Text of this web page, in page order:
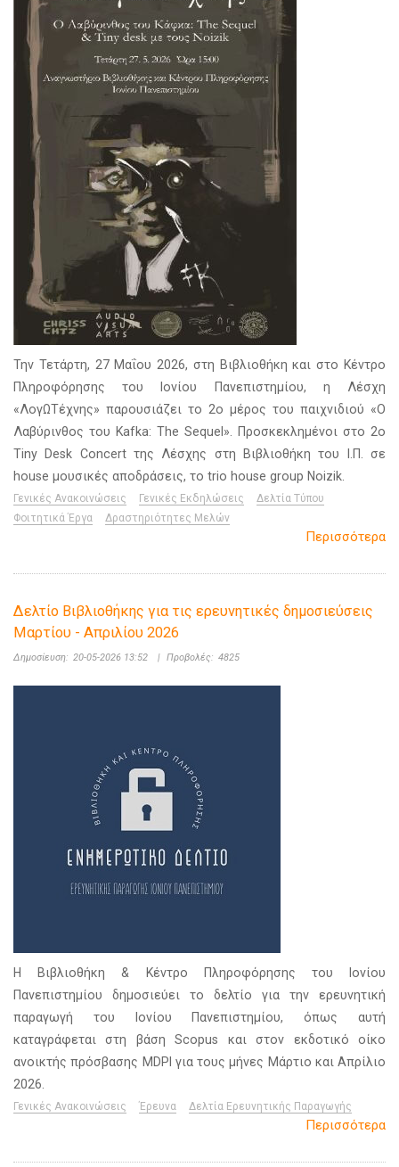
Την Τετάρτη, 27 Μαΐου 2026, στη Βιβλιοθήκη και στο Κέντρο
Πληροφόρησης του Ιονίου Πανεπιστημίου, η Λέσχη
«ΛογΩΤέχνης» παρουσιάζει το 2ο μέρος του παιχνιδιού «Ο
Λαβύρινθος του Kafka: The Sequel». Προσκεκλημένοι στο 2ο
Tiny Desk Concert της Λέσχης στη Βιβλιοθήκη του Ι.Π. σε
house μουσικές αποδράσεις, το trio house group Noizik.
Γενικές Ανακοινώσεις Γενικές Εκδηλώσεις
Δελτία Τύπου
Φοιτητικά Έργα
Δραστηριότητες Μελών
Περισσότερα
Δελτίο Βιβλιοθήκης για τις ερευνητικές δημοσιεύσεις
Μαρτίου - Απριλίου 2026
Δημοσίευση: 20-05-2026 13:52 | Προβολές: 4825
Η Βιβλιοθήκη & Κέντρο Πληροφόρησης του Ιονίου
Πανεπιστημίου δημοσιεύει το δελτίο για την ερευνητική
παραγωγή του Ιονίου Πανεπιστημίου, όπως αυτή
καταγράφεται στη βάση Scopus και στον εκδοτικό οίκο
ανοικτής πρόσβασης MDPI για τους μήνες Μάρτιο και Απρίλιο
2026.
Γενικές Ανακοινώσεις Έρευνα Δελτία Ερευνητικής Παραγωγής
Περισσότερα